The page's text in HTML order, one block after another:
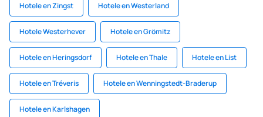
Hotele en Zingst Hotele en Westerland
Hotele Westerhever Hotele en Grömitz
Hotele en Heringsdorf Hotele en Thale Hotele en List
Hotele en Tréveris Hotele en Wenningstedt-Braderup
Hotele en Karlshagen